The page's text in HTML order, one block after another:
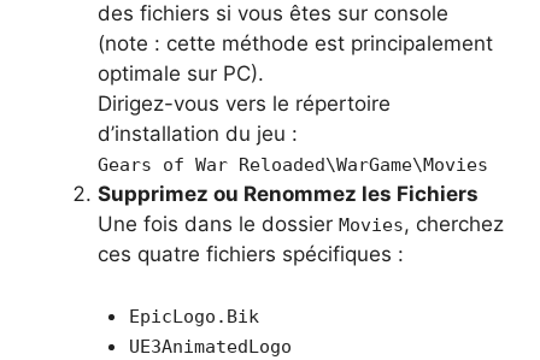
des fichiers si vous êtes sur console
(note : cette méthode est principalement
optimale sur PC).
Dirigez-vous vers le répertoire
d’installation du jeu :
Gears of War Reloaded\WarGame\Movies
Supprimez ou Renommez les Fichiers
Une fois dans le dossier Movies, cherchez
ces quatre fichiers spécifiques :
EpicLogo.Bik
UE3AnimatedLogo